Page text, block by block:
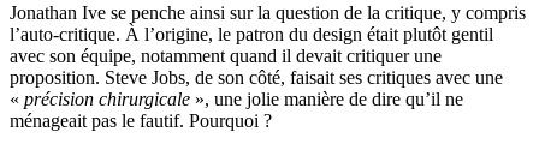
Jonathan Ive se penche ainsi sur la question de la critique, y compris
l’auto-critique. À l’origine, le patron du design était plutôt gentil
avec son équipe, notamment quand il devait critiquer une
proposition. Steve Jobs, de son côté, faisait ses critiques avec une
« précision chirurgicale », une jolie manière de dire qu’il ne
ménageait pas le fautif. Pourquoi ?